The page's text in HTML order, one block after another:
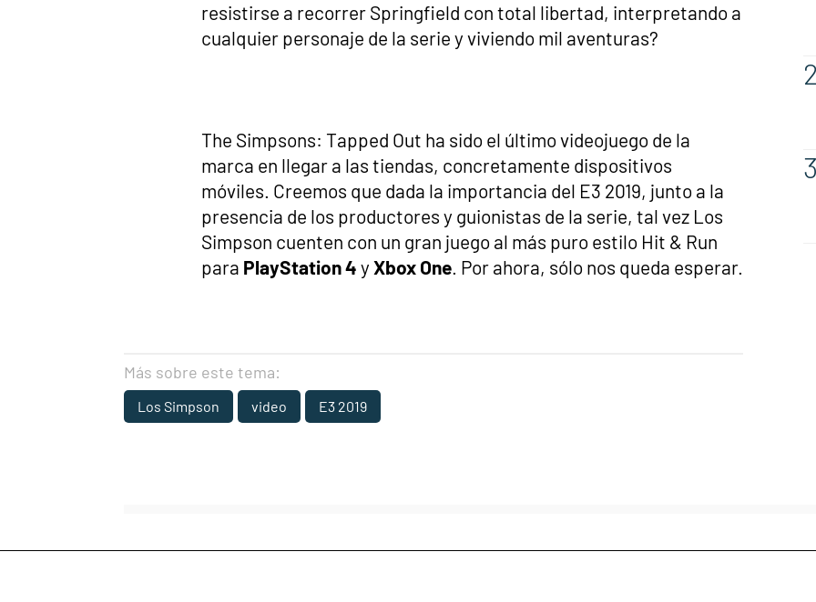
resistirse a recorrer Springfield con total libertad, interpretando a
cualquier personaje de la serie y viviendo mil aventuras?
The Simpsons: Tapped Out ha sido el último videojuego de la
marca en llegar a las tiendas, concretamente dispositivos
móviles. Creemos que dada la importancia del E3 2019, junto a la
presencia de los productores y guionistas de la serie, tal vez Los
Simpson cuenten con un gran juego al más puro estilo Hit & Run
para PlayStation 4 y Xbox One. Por ahora, sólo nos queda esperar.
Más sobre este tema:
Los Simpson video E3 2019